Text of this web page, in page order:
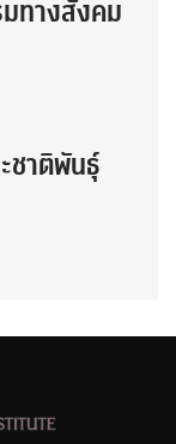
ทางสังคม
ชาติพันธุ์